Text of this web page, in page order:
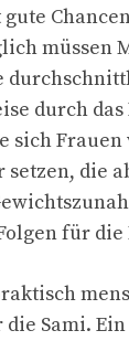
müssen
durch
sich
die
für die
Sami.